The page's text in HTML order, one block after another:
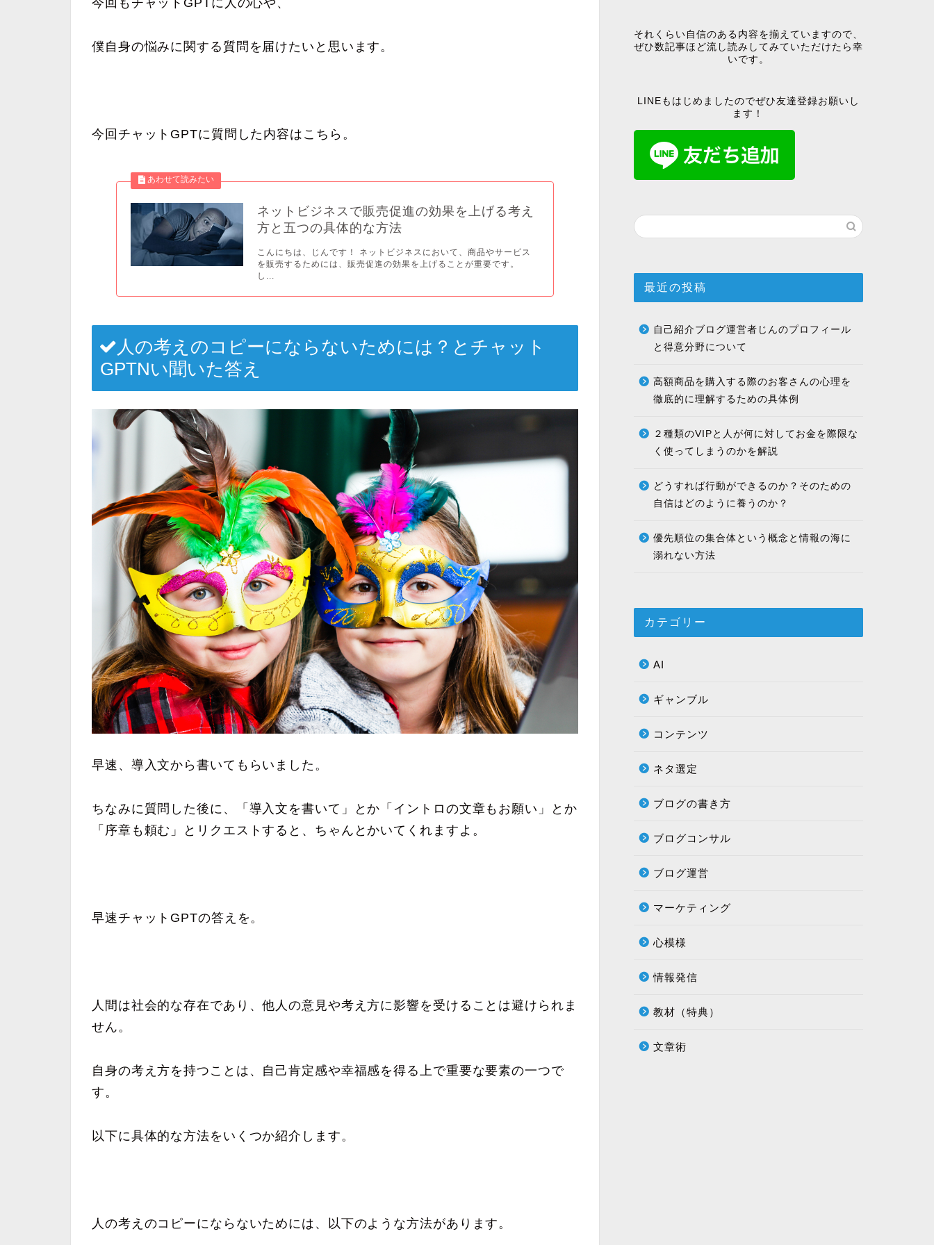
僕自身の悩みに関する質問を届けたいと思います。
今回チャットGPTに質問した内容はこちら。
ネットビジネスで販売促進の効果を上げる考え
方と五つの具体的な方法
こんにちは、じんです！ ネットビジネスにおいて、商品やサービス
を販売するためには、販売促進の効果を上げることが重要です。
し...
人の考えのコピーにならないためには？とチャット
GPTNい聞いた答え
早速、導入文から書いてもらいました。
ちなみに質問した後に、「導入文を書いて」とか「イントロの文章もお願い」とか
「序章も頼む」とリクエストすると、ちゃんとかいてくれますよ。
早速チャットGPTの答えを。
人間は社会的な存在であり、他人の意見や考え方に影響を受けることは避けられま
せん。
自身の考え方を持つことは、自己肯定感や幸福感を得る上で重要な要素の一つで
す。
以下に具体的な方法をいくつか紹介します。
人の考えのコピーにならないためには、以下のような方法があります。
それくらい自信のある内容を揃えていますので、
ぜひ数記事ほど流し読みしてみていただけたら幸
いです。
LINEもはじめましたのでぜひ友達登録お願いし
ます！
最近の投稿
自己紹介ブログ運営者じんのプロフィール
と得意分野について
高額商品を購入する際のお客さんの心理を
徹底的に理解するための具体例
２種類のVIPと人が何に対してお金を際限な
く使ってしまうのかを解説
どうすれば行動ができるのか？そのための
自信はどのように養うのか？
優先順位の集合体という概念と情報の海に
溺れない方法
カテゴリー
AI
ギャンブル
コンテンツ
ネタ選定
ブログの書き方
ブログコンサル
ブログ運営
マーケティング
心模様
情報発信
教材（特典）
文章術